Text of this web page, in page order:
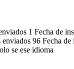
1 Fecha de
enviados 96 Fecha de
se ese idioma